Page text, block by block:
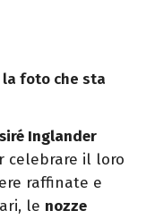
foto che sta
Inglander
celebrare il loro
raffinate e
le nozze